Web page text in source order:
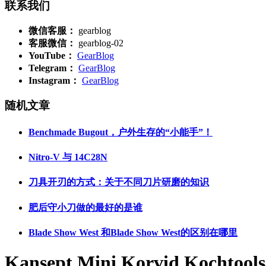
联系我们
微信客服：
gearblog
客服微信：
gearblog-02
YouTube： GearBlog
Telegram： GearBlog
Instagram： GearBlog
随机文章
Benchmade Bugout，户外生存的“小能手”！
Nitro-V 与 14C28N
刀具开刃的方式：关于不同刀片研磨的知识
肥后守小刀做的最好的是谁
Blade Show West 和Blade Show West的区别在哪里